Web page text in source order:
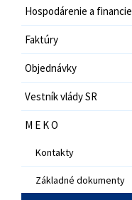
Hospodárenie a financie
Faktúry
Objednávky
Vestník vlády SR
M E K O
Kontakty
Základné dokumenty